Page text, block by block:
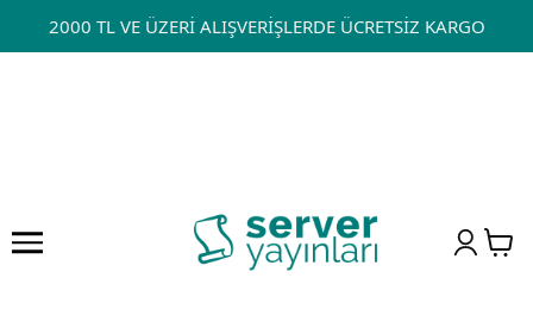
2000 TL VE ÜZERİ ALIŞVERİŞLERDE ÜCRETSİZ KARGO